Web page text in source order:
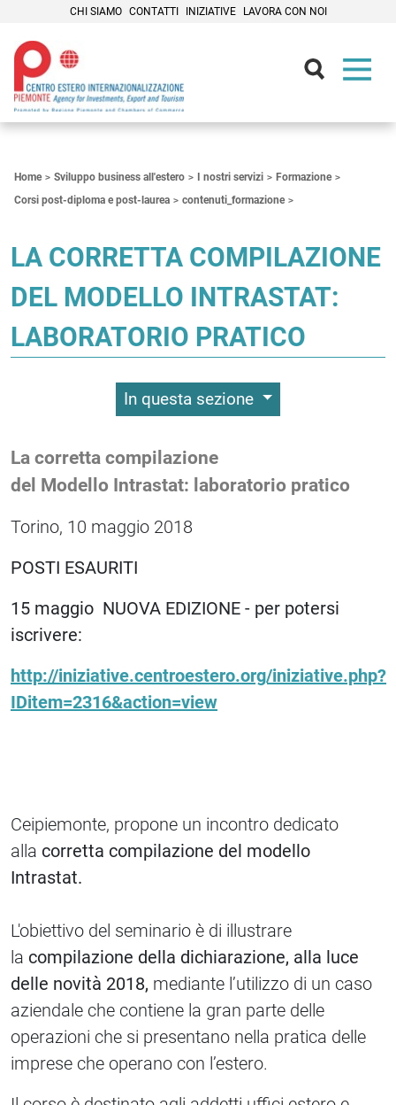
CHI SIAMO CONTATTI INIZIATIVE LAVORA CON NOI
Home Sviluppo business all'estero I nostri servizi
Formazione
Corsi post-diploma e post-laurea
contenuti_formazione
LA CORRETTA COMPILAZIONE
DEL MODELLO INTRASTAT:
LABORATORIO PRATICO
In questa sezione
La corretta compilazione
del Modello Intrastat: laboratorio pratico
Torino, 10 maggio 2018
POSTI ESAURITI
15 maggio NUOVA EDIZIONE - per potersi
iscrivere:
http://iniziative.centroestero.org/iniziative.php?
IDitem=2316&action=view
Ceipiemonte, propone un incontro dedicato
alla corretta compilazione del modello
Intrastat.
L'obiettivo del seminario è di illustrare
la compilazione della dichiarazione, alla luce
delle novità 2018, mediante l’utilizzo di un caso
aziendale che contiene la gran parte delle
operazioni che si presentano nella pratica delle
imprese che operano con l’estero.